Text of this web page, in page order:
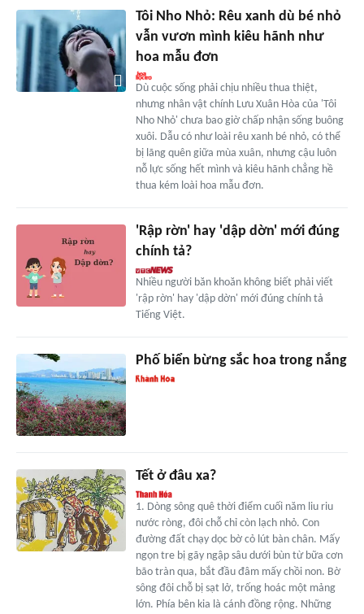
Tôi Nho Nhỏ: Rêu xanh dù bé nhỏ
vẫn vươn mình kiêu hãnh như
hoa mẫu đơn
Dù cuộc sống phải chịu nhiều thua thiệt,
nhưng nhân vật chính Lưu Xuân Hòa của 'Tôi
Nho Nhỏ' chưa bao giờ chấp nhận sống buông
xuôi. Dẫu có như loài rêu xanh bé nhỏ, có thể
bị lãng quên giữa mùa xuân, nhưng cậu luôn
nỗ lực sống hết mình và kiêu hãnh chẳng hề
thua kém loài hoa mẫu đơn.
'Rập rờn' hay 'dập dờn' mới đúng
chính tả?
Nhiều người băn khoăn không biết phải viết
'rập rờn' hay 'dập dờn' mới đúng chính tả
Tiếng Việt.
Phố biển bừng sắc hoa trong nắng
Tết ở đâu xa?
1. Dòng sông quê thời điểm cuối năm liu riu
nước ròng, đôi chỗ chỉ còn lạch nhỏ. Con
đường đất chạy dọc bờ cỏ lút bàn chân. Mấy
ngọn tre bị gãy ngập sâu dưới bùn từ bữa cơn
bão tràn qua, bắt đầu đâm mấy chồi non. Bờ
sông đôi chỗ bị sạt lở, trống hoác một mảng
lớn. Phía bên kia là cánh đồng rộng. Những